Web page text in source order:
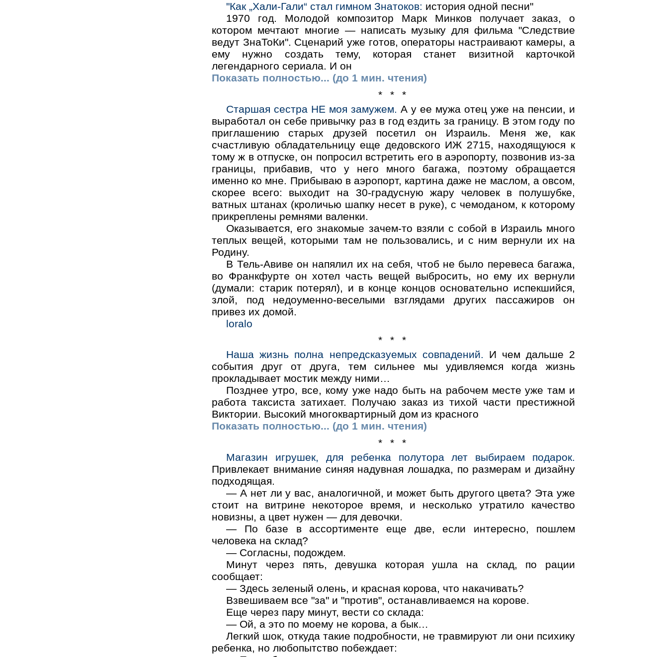
"Как „Хали-Гали“ стал гимном Знатоков: история одной песни"
1970 год. Молодой композитор Марк Минков получает заказ, о
котором мечтают многие — написать музыку для фильма "Следствие
ведут ЗнаТоКи". Сценарий уже готов, операторы настраивают камеры, а
ему нужно создать тему, которая станет визитной карточкой
легендарного сериала. И он
Показать полностью... (до 1 мин. чтения)
* * *
Старшая сестра НЕ моя замужем. А у ее мужа отец уже на пенсии, и
выработал он себе привычку раз в год ездить за границу. В этом году по
приглашению старых друзей посетил он Израиль. Меня же, как
счастливую обладательницу еще дедовского ИЖ 2715, находящуюся к
тому ж в отпуске, он попросил встретить его в аэропорту, позвонив из-за
границы, прибавив, что у него много багажа, поэтому обращается
именно ко мне. Прибываю в аэропорт, картина даже не маслом, а овсом,
скорее всего: выходит на 30-градусную жару человек в полушубке,
ватных штанах (кроличью шапку несет в руке), с чемоданом, к которому
прикреплены ремнями валенки.
Оказывается, его знакомые зачем-то взяли с собой в Израиль много
теплых вещей, которыми там не пользовались, и с ним вернули их на
Родину.
В Тель-Авиве он напялил их на себя, чтоб не было перевеса багажа,
во Франкфурте он хотел часть вещей выбросить, но ему их вернули
(думали: старик потерял), и в конце концов основательно испекшийся,
злой, под недоуменно-веселыми взглядами других пассажиров он
привез их домой.
loralo
* * *
Наша жизнь полна непредсказуемых совпадений. И чем дальше 2
события друг от друга, тем сильнее мы удивляемся когда жизнь
прокладывает мостик между ними…
Позднее утро, все, кому уже надо быть на рабочем месте уже там и
работа таксиста затихает. Получаю заказ из тихой части престижной
Виктории. Высокий многоквартирный дом из красного
Показать полностью... (до 1 мин. чтения)
* * *
Магазин игрушек, для ребенка полутора лет выбираем подарок.
Привлекает внимание синяя надувная лошадка, по размерам и дизайну
подходящая.
— А нет ли у вас, аналогичной, и может быть другого цвета? Эта уже
стоит на витрине некоторое время, и несколько утратило качество
новизны, а цвет нужен — для девочки.
— По базе в ассортименте еще две, если интересно, пошлем
человека на склад?
— Согласны, подождем.
Минут через пять, девушка которая ушла на склад, по рации
сообщает:
— Здесь зеленый олень, и красная корова, что накачивать?
Взвешиваем все "за" и "против", останавливаемся на корове.
Еще через пару минут, вести со склада:
— Ой, а это по моему не корова, а бык…
Легкий шок, откуда такие подробности, не травмируют ли они психику
ребенка, но любопытство побеждает: